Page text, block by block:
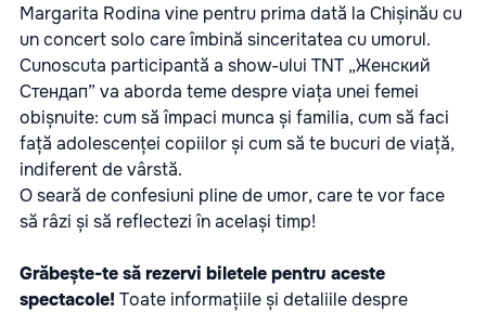
Margarita Rodina vine pentru prima dată la Chișinău cu
un concert solo care îmbină sinceritatea cu umorul.
Cunoscuta participantă a show-ului TNT „Женский
Стендап” va aborda teme despre viața unei femei
obișnuite: cum să împaci munca și familia, cum să faci
față adolescenței copiilor și cum să te bucuri de viață,
indiferent de vârstă.
O seară de confesiuni pline de umor, care te vor face
să râzi și să reflectezi în același timp!
Grăbește-te să rezervi biletele pentru aceste
spectacole! Toate informațiile și detaliile despre